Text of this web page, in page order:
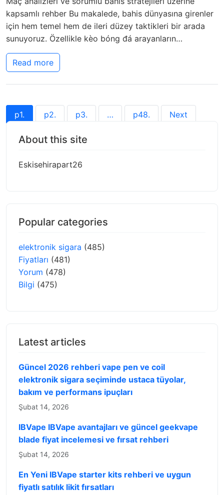
kapsamlı rehber Bu makalede, bahis dünyasına girenler
için hem temel hem de ileri düzey taktikleri bir arada
sunuyoruz. Özellikle kèo bóng đá arayanların…
Read more
p1. p2. p3. … p48. Next
About this site
Eskisehirapart26
Popular categories
elektronik sigara (485)
Fiyatları (481)
Yorum (478)
Bilgi (475)
Latest articles
Güncel 2026 rehberi vape pen ve coil
elektronik sigara seçiminde ustaca tüyolar,
bakım ve performans ipuçları
Şubat 14, 2026
IBVape IBVape avantajları ve güncel geekvape
blade fiyat incelemesi ve fırsat rehberi
Şubat 14, 2026
En Yeni IBVape starter kits rehberi ve uygun
fiyatlı satılık likit fırsatları